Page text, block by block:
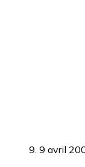
9. 9 avril